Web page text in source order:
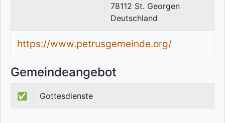
78112 St. Georgen
Deutschland
https://www.petrusgemeinde.org/
Gemeindeangebot
✅ Gottesdienste